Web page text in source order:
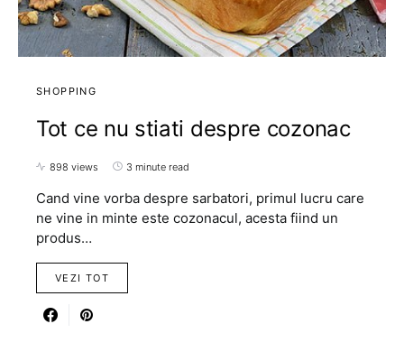
SHOPPING
Tot ce nu stiati despre cozonac
898 views 3 minute read
Cand vine vorba despre sarbatori, primul lucru care
ne vine in minte este cozonacul, acesta fiind un
produs…
VEZI TOT